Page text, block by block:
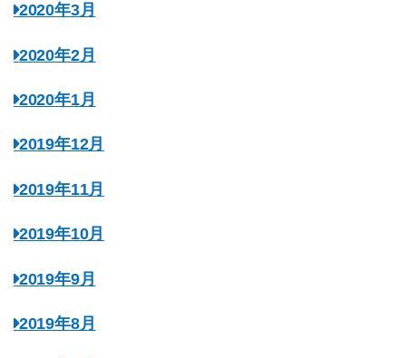
2020年3月
2020年2月
2020年1月
2019年12月
2019年11月
2019年10月
2019年9月
2019年8月